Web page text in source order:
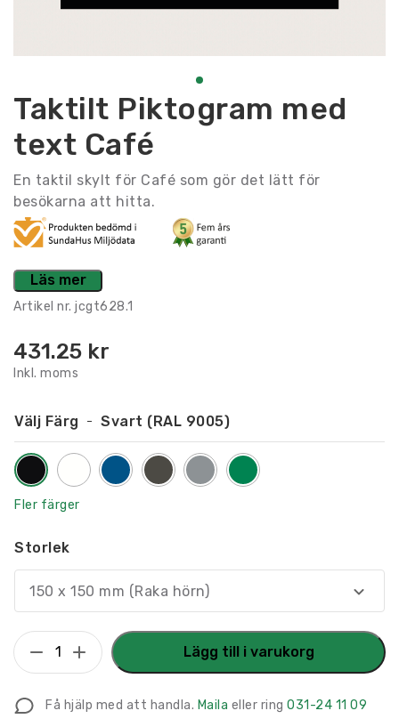
Taktilt Piktogram med
text Café
En taktil skylt för Café som gör det lätt för
besökarna att hitta.
Läs mer
Artikel nr. jcgt628.1
431.25 kr
Inkl. moms
Välj Färg Svart (RAL 9005)
Fler färger
Storlek
150 x 150 mm (Raka hörn)
Taktilt
Piktogram
text
Lägg till i varukorg
Få hjälp med att handla. Maila eller ring 031-24 11 09